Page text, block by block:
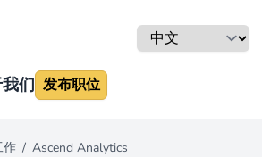
们 发布职位
作 / Ascend Analytics